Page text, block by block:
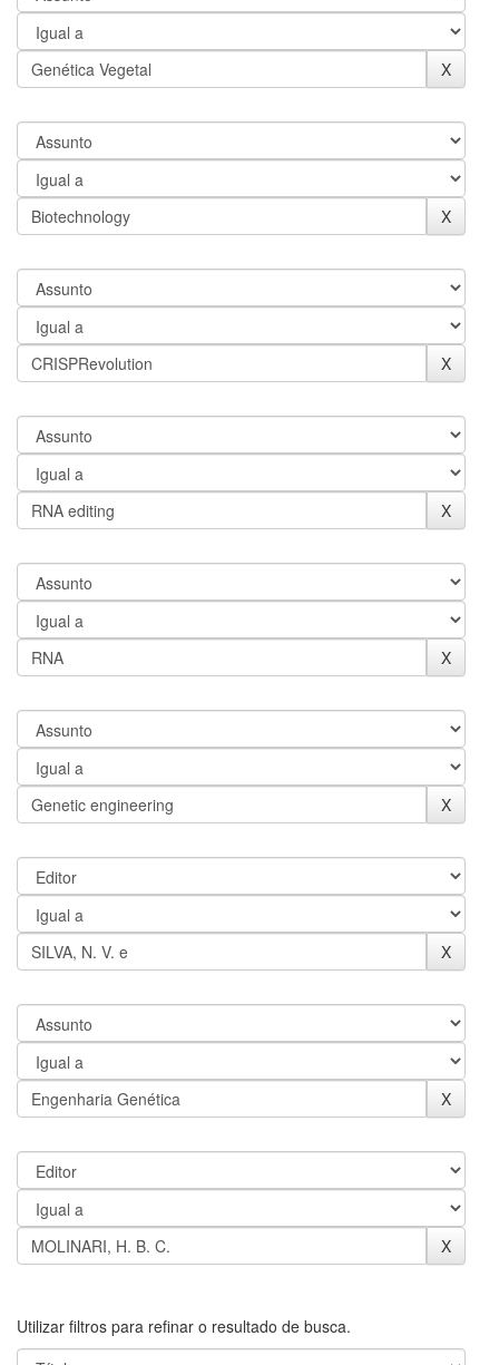
Utilizar filtros para refinar o resultado de busca.